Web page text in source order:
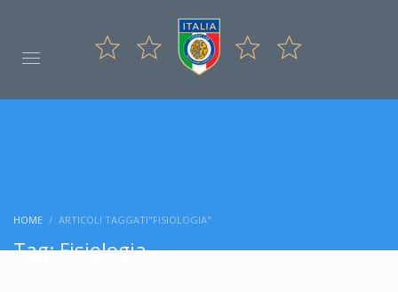
HOME ARTICOLI TAGGATI"FISIOLOGIA"
Tag: Fisiologia